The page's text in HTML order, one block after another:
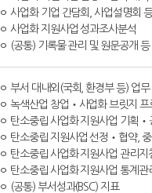
ㅇ 사업화 기업 간담회, 사업설명회
ㅇ 사업화 지원사업 성과조사분석
ㅇ (공통) 기록물 관리 및 원문공개
ㅇ 부서 대내외(국회, 환경부 등) 업
ㅇ 녹색산업 창업‧사업화 브릿지 프
ㅇ 탄소중립 사업화 지원사업 기획‧
ㅇ 탄소중립 지원사업 선정‧협약,
ㅇ 탄소중립 사업화 지원사업 관리지
ㅇ 탄소중립 사업화 지원사업 통계관
ㅇ (공통) 부서성과(BSC) 지표